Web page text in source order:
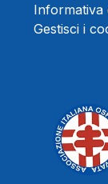
Informativa
Gestisci i